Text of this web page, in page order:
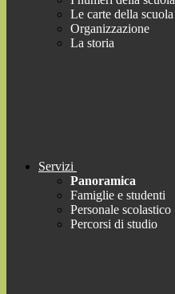
Le carte della scuola
Organizzazione
La storia
Servizi
Panoramica
Famiglie e studenti
Personale scolastico
Percorsi di studio